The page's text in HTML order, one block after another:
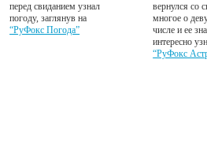
перед свиданием узнал
погоду, заглянув на
“РуФокс Погода”
вернулся со
многое о
числе и ее
интересно
“РуФокс